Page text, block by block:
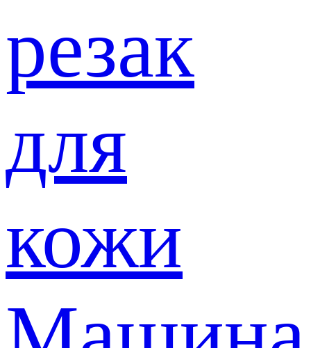
резак
для
кожи